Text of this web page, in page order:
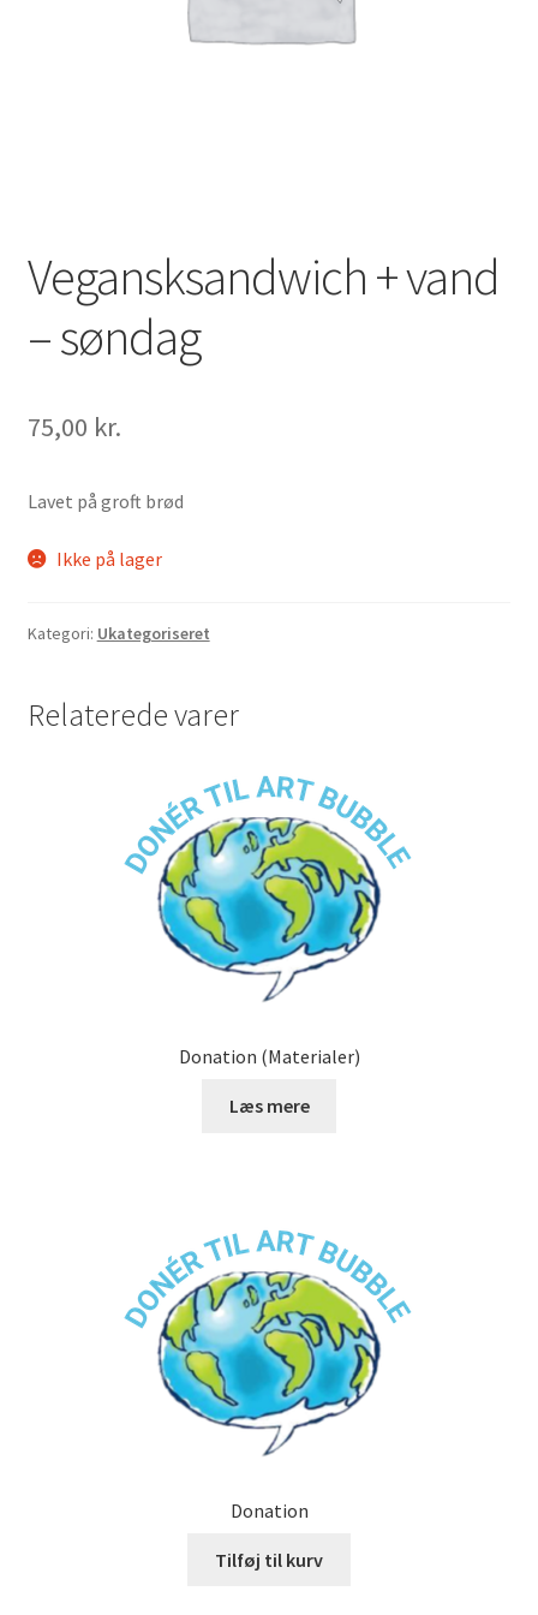
Vegansksandwich + vand
– søndag
75,00 kr.
Lavet på groft brød
Ikke på lager
Kategori: Ukategoriseret
Relaterede varer
Donation (Materialer)
Læs mere
Donation
Tilføj til kurv